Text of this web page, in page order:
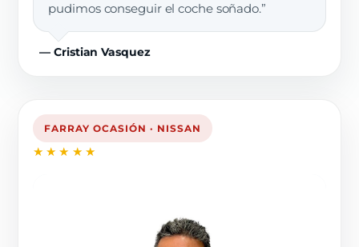
pudimos conseguir el coche soñado.”
— Cristian Vasquez
FARRAY OCASIÓN · NISSAN
★★★★★